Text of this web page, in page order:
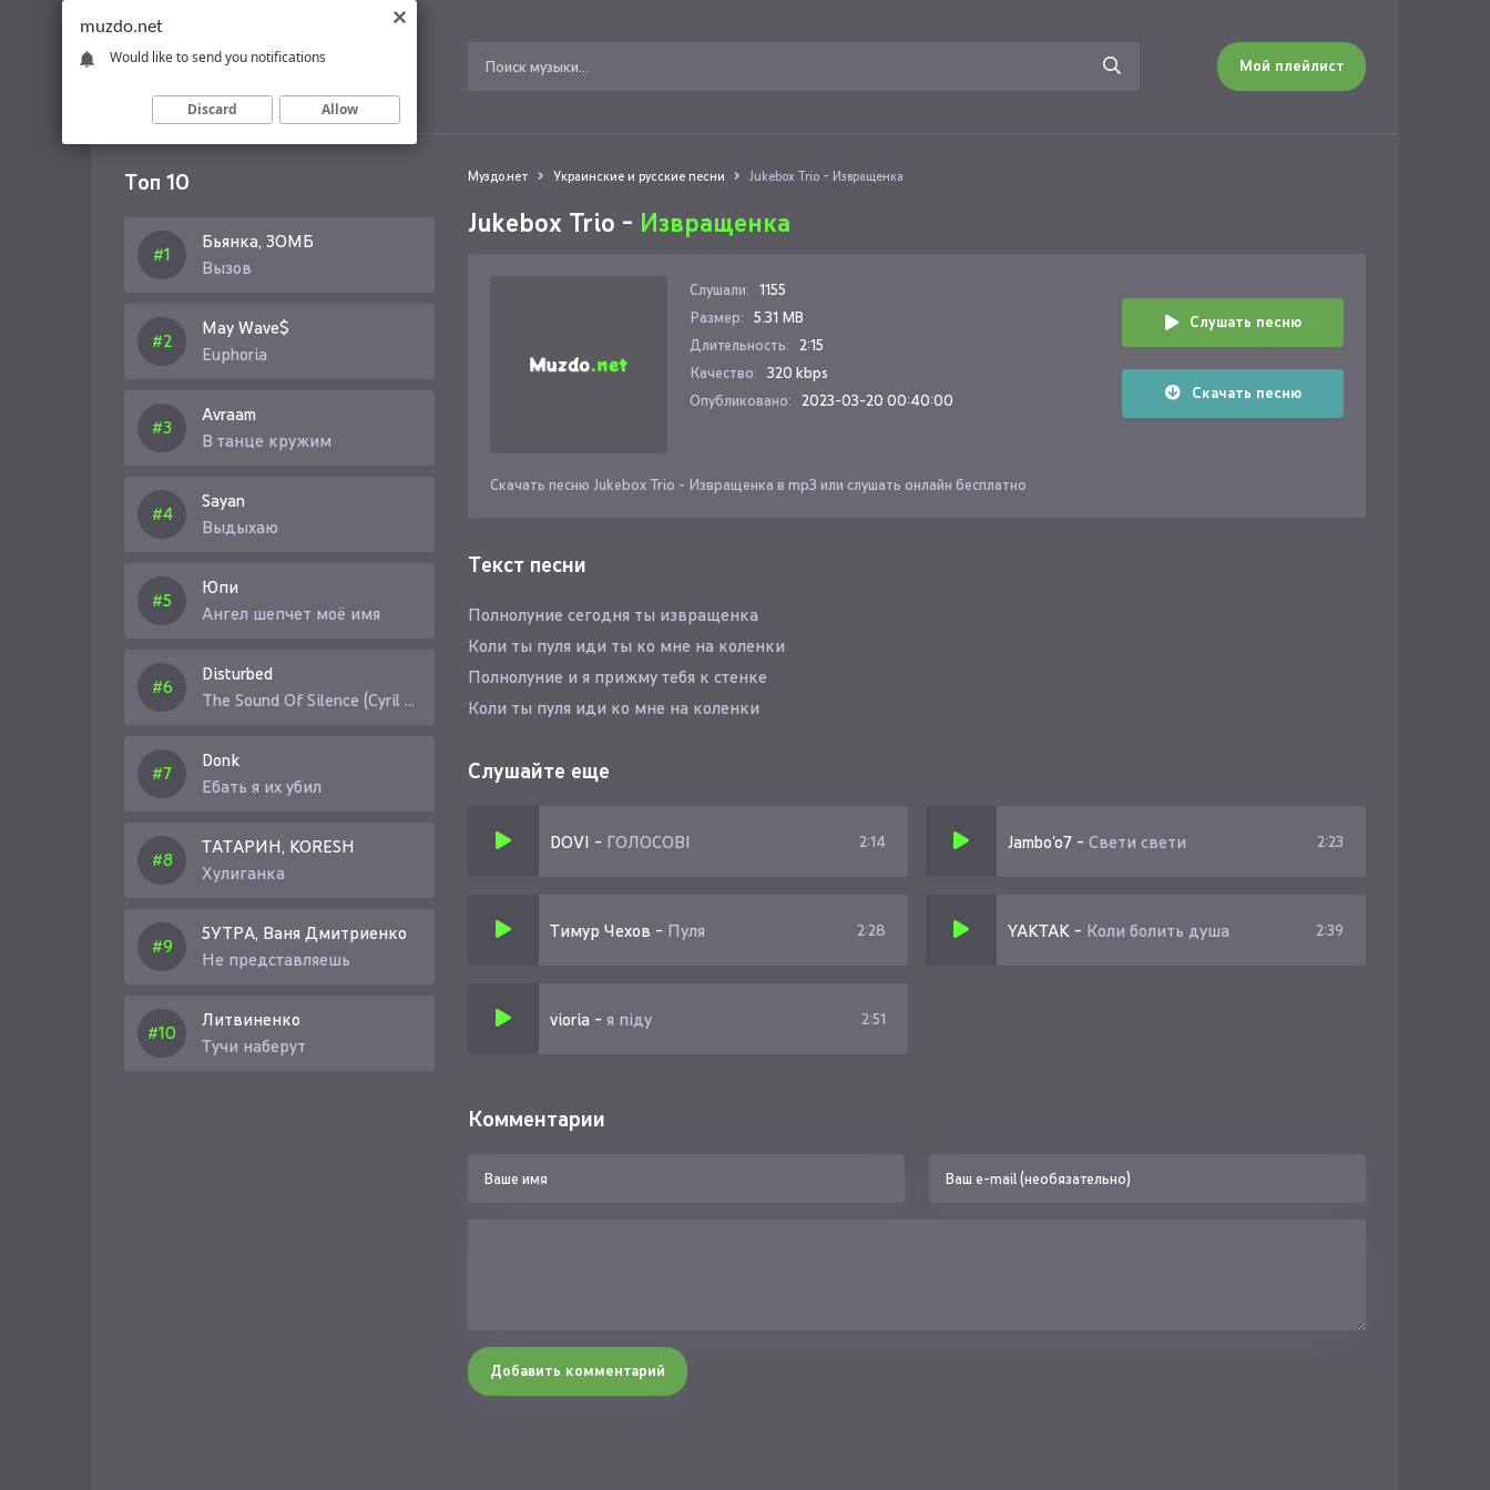
Мой плейлист
Топ 10
Бьянка, ЗОМБ
Вызов
May Wave$
Euphoria
Avraam
В танце кружим
Sayan
Выдыхаю
Юпи
Ангел шепчет моё имя
Disturbed
The Sound Of Silence (Cyril Riley Remix)
Donk
Ебать я их убил
ТАТАРИН, KORESH
Хулиганка
5УТРА, Ваня Дмитриенко
Не представляешь
Литвиненко
Тучи наберут
Муздо.нет Украинские и русские песни Jukebox Trio - Извращенка
Jukebox Trio - Извращенка
Слушали: 1155
Размер: 5.31 MB
Длительность: 2:15
Качество: 320 kbps
Опубликовано: 2023-03-20 00:40:00
Слушать песню
Скачать песню
Скачать песню Jukebox Trio - Извращенка в mp3 или слушать онлайн бесплатно
Текст песни
Полнолуние сегодня ты извращенка
Коли ты пуля иди ты ко мне на коленки
Полнолуние и я прижму тебя к стенке
Коли ты пуля иди ко мне на коленки
Слушайте еще
DOVI - ГОЛОСОВІ 2:14 Jambo'o7 -Свети свети 2:23
Тимур Чехов - Пуля 2:28 YAKTAK - Коли болить душа 2:39
vioria - я піду 2:51
Комментарии
Добавить комментарий
muzdo.net
Would like to send you notifications
Discard Allow